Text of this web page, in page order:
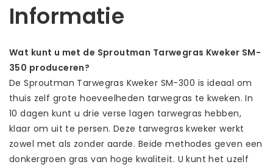
Informatie
Wat kunt u met de Sproutman Tarwegras Kweker SM-
350 produceren?
De Sproutman Tarwegras Kweker SM-300 is ideaal om
thuis zelf grote hoeveelheden tarwegras te kweken. In
10 dagen kunt u drie verse lagen tarwegras hebben,
klaar om uit te persen. Deze tarwegras kweker werkt
zowel met als zonder aarde. Beide methodes geven een
donkergroen gras van hoge kwaliteit. U kunt het uzelf